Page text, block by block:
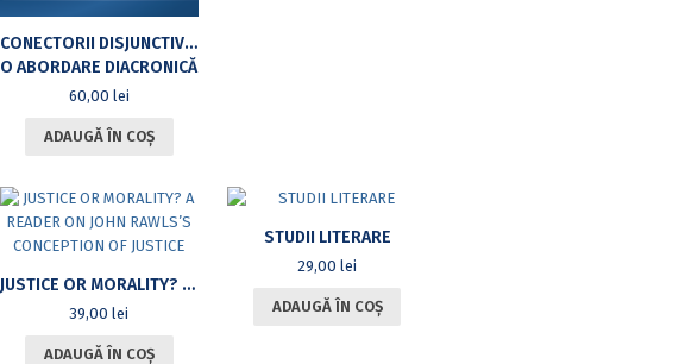
CONECTORII DISJUNCTIVI ÎN LIMBA ROMÂNĂ
O ABORDARE DIACRONICĂ
60,00 lei
ADAUGĂ ÎN COȘ
JUSTICE OR MORALITY? A READER ON JOHN RAWLS’S CONCEPTION OF JUSTICE
39,00lei
ADAUGĂ ÎN COȘ
STUDII LITERARE
29,00lei
ADAUGĂ ÎN COȘ